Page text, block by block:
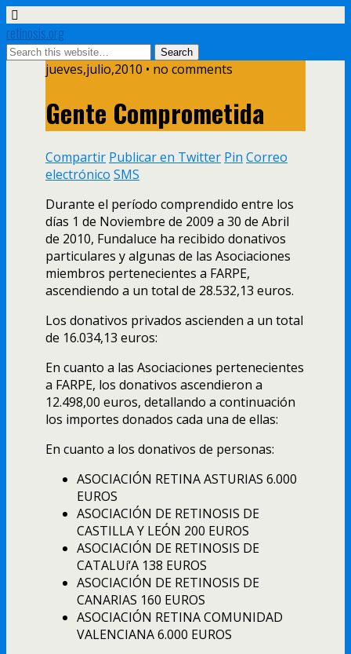
retinosis.org
jueves,julio,2010 • no comments
Gente Comprometida
Compartir Publicar en Twitter Pin Correo
electrónico SMS
Durante el perí­odo comprendido entre los
dí­as 1 de Noviembre de 2009 a 30 de Abril
de 2010, Fundaluce ha recibido donativos
particulares y algunas de las Asociaciones
miembros pertenecientes a FARPE,
ascendiendo a un total de 28.532,13 euros.
Los donativos privados ascienden a un total
de 16.034,13 euros:
En cuanto a las Asociaciones pertenecientes
a FARPE, los donativos ascendieron a
12.498,00 euros, detallando a continuación
los importes donados cada una de ellas:
En cuanto a los donativos de personas:
ASOCIACIÓN RETINA ASTURIAS 6.000
EUROS
ASOCIACIÓN DE RETINOSIS DE
CASTILLA Y LEÓN 200 EUROS
ASOCIACIÓN DE RETINOSIS DE
CATALUí‘A 138 EUROS
ASOCIACIÓN DE RETINOSIS DE
CANARIAS 160 EUROS
ASOCIACIÓN RETINA COMUNIDAD
VALENCIANA 6.000 EUROS